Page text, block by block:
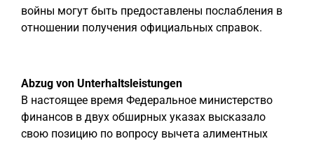
войны могут быть предоставлены послабления в
отношении получения официальных справок.
Abzug von Unterhaltsleistungen
В настоящее время Федеральное министерство
финансов в двух обширных указах высказало
свою позицию по вопросу вычета алиментных